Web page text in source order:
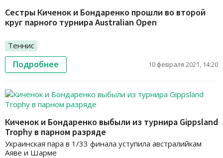
Сестры Киченок и Бондаренко прошли во второй
круг парного турнира Australian Open
Теннис
Подробнее 10 февраля 2021, 14:20
Киченок и Бондаренко выбыли из турнира Gippsland
Trophy в парном разряде
Украинская пара в 1/33 финала уступила австралийкам
Аяве и Шарме